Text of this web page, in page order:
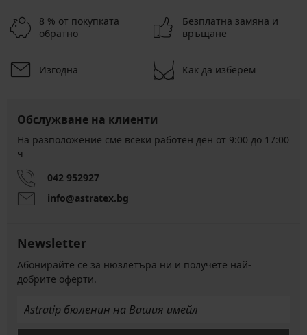
8 % от покупката
обратно
Безплатна замяна и
връщане
Изгодна Как да изберем
Обслужване на клиенти
На разположение сме всеки работен ден от 9:00 до 17:00
ч
042 952927
info@astratex.bg
Newsletter
Абонирайте се за нюзлетъра ни и получете най-
добрите оферти.